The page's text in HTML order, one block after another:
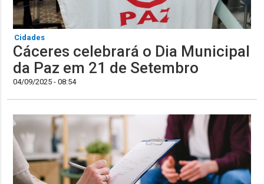
Cidades
Cáceres celebrará o Dia Municipal
da Paz em 21 de Setembro
04/09/2025 - 08:54